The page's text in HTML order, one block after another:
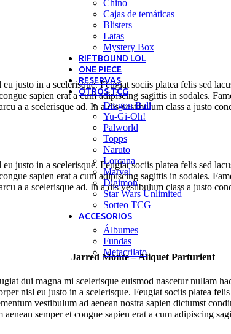
Chino
Cajas de temáticas
Blisters
Latas
Mystery Box
RIFTBOUND LOL
ONE PIECE
RESERVAS
OTROS TCG
Dragon Ball
Yu-Gi-Oh!
Palworld
Topps
Naruto
Lorcana
Marvel
Digimon
Star Wars Unlimited
Sorteo TCG
ACCESORIOS
Álbumes
Fundas
Metacrilato
justo in a scelerisque. Feugiat sociis platea felis sed
sapien erat a cum adipiscing sagittis in sodales.
a a scelerisque ad. In a dis vestibulum class a justo
justo in a scelerisque. Feugiat sociis platea felis sed
sapien erat a cum adipiscing sagittis in sodales.
a a scelerisque ad. In a dis vestibulum class a justo
Jarred Monte – Aliquet Parturient
dui magna mi scelerisque euismod nascetur nullam
nisl eu justo in a scelerisque. Feugiat sociis platea felis
vestibulum ad aenean nostra sapien dictumst
semper et congue sapien erat a cum adipiscing